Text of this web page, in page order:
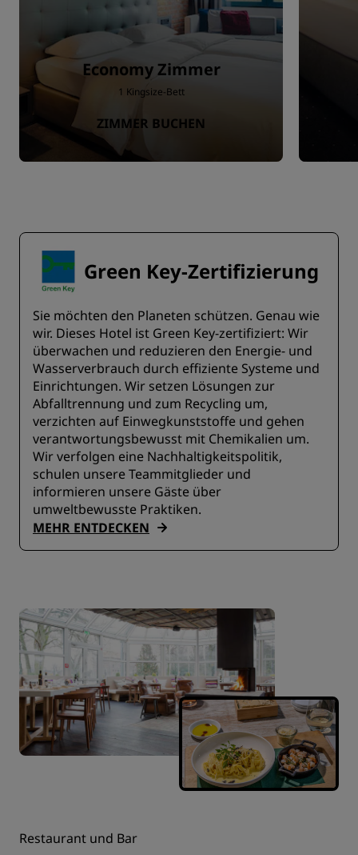
Economy Zimmer
1 Kingsize-Bett
ZIMMER BUCHEN
Green Key-Zertifizierung
Sie möchten den Planeten schützen. Genau wie
wir. Dieses Hotel ist Green Key-zertifiziert: Wir
überwachen und reduzieren den Energie- und
Wasserverbrauch durch effiziente Systeme und
Einrichtungen. Wir setzen Lösungen zur
Abfalltrennung und zum Recycling um,
verzichten auf Einwegkunststoffe und gehen
verantwortungsbewusst mit Chemikalien um.
Wir verfolgen eine Nachhaltigkeitspolitik,
schulen unsere Teammitglieder und
informieren unsere Gäste über
umweltbewusste Praktiken.
MEHR ENTDECKEN
Restaurant und Bar